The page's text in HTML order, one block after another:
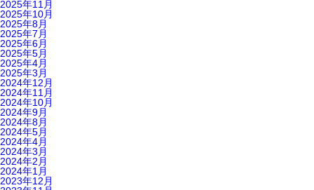
2025年11月
2025年10月
2025年8月
2025年7月
2025年6月
2025年5月
2025年4月
2025年3月
2024年12月
2024年11月
2024年10月
2024年9月
2024年8月
2024年5月
2024年4月
2024年3月
2024年2月
2024年1月
2023年12月